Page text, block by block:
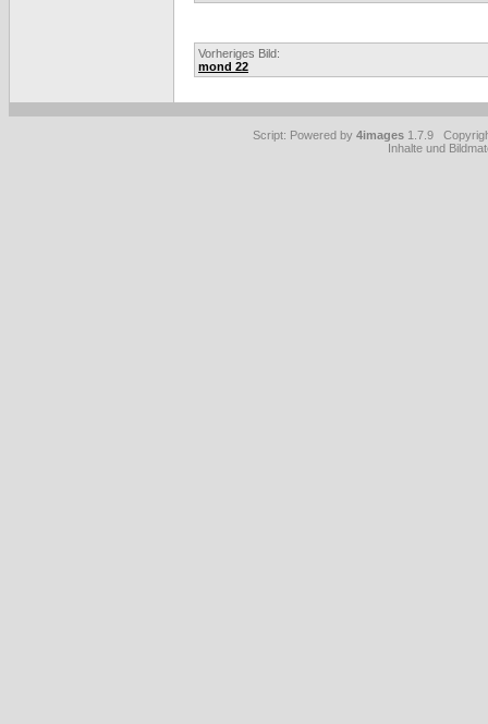
Vorheriges Bild:
mond 22
Script: Powered by 4images 1.7.9
Inhalte und